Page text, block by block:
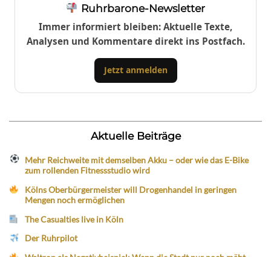
Ruhrbarone-Newsletter
Immer informiert bleiben: Aktuelle Texte,
Analysen und Kommentare direkt ins Postfach.
Jetzt anmelden
Aktuelle Beiträge
Mehr Reichweite mit demselben Akku – oder wie das E-Bike
zum rollenden Fitnessstudio wird
Kölns Oberbürgermeister will Drogenhandel in geringen
Mengen noch ermöglichen
The Casualties live in Köln
Der Ruhrpilot